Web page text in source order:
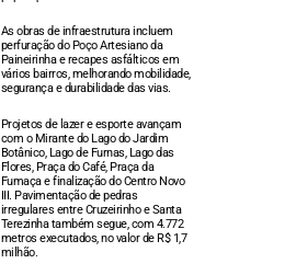
As obras de infraestrutura incluem
perfuração do Poço Artesiano da
Paineirinha e recapes asfálticos em
vários bairros, melhorando mobilidade,
segurança e durabilidade das vias.
Projetos de lazer e esporte avançam
com o Mirante do Lago do Jardim
Botânico, Lago de Furnas, Lago das
Flores, Praça do Café, Praça da
Fumaça e finalização do Centro Novo
III. Pavimentação de pedras
irregulares entre Cruzeirinho e Santa
Terezinha também segue, com 4.772
metros executados, no valor de R$ 1,7
milhão.